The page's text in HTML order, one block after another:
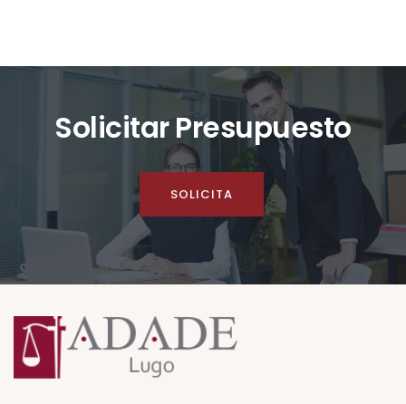
Solicitar Presupuesto
SOLICITA